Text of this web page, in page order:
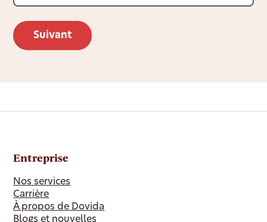
Entreprise
Nos services
Carrière
À propos de Dovida
Blogs et nouvelles